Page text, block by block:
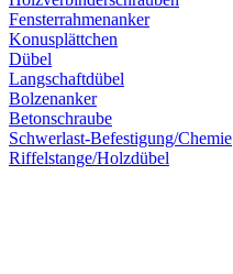
Fensterrahmenanker
Konusplättchen
Dübel
Langschaftdübel
Bolzenanker
Betonschraube
Schwerlast-Befestigung/Chemie
Riffelstange/Holzdübel